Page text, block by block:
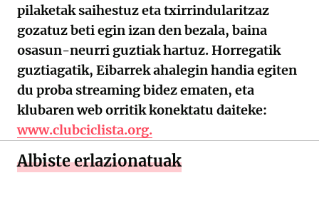
pilaketak saihestuz eta txirrindularitzaz
gozatuz beti egin izan den bezala, baina
osasun-neurri guztiak hartuz. Horregatik
guztiagatik, Eibarrek ahalegin handia egiten
du proba streaming bidez ematen, eta
klubaren web orritik konektatu daiteke:
www.clubciclista.org.
Albiste erlazionatuak